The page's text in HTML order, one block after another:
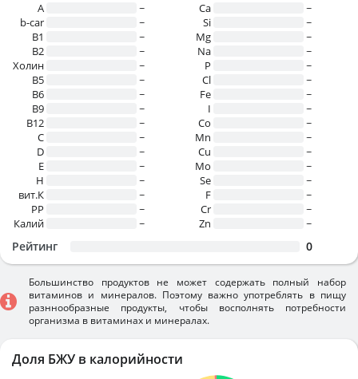
A
~
b-car
~
В1
~
B2
~
Холин
~
B5
~
B6
~
B9
~
B12
~
C
~
D
~
E
~
H
~
вит.К
~
PP
~
Калий
~
Ca
~
Si
~
Mg
~
Na
~
P
~
Cl
~
Fe
~
I
~
Co
~
Mn
~
Cu
~
Mo
~
Se
~
F
~
Cr
~
Zn
~
Рейтинг 0
Большинство продуктов не может содержать полный набор
витаминов и минералов. Поэтому важно употреблять в пищу
разннообразные продукты, чтобы восполнять потребности
организма в витаминах и минералах.
Доля БЖУ в калорийности